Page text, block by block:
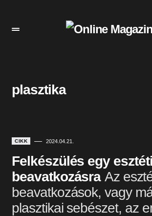
plasztika
CIKK 2024.04.21.
Felkészülés egy
beavatkozásra Az
beavatkozások, vagy
plasztikai sebészet, az